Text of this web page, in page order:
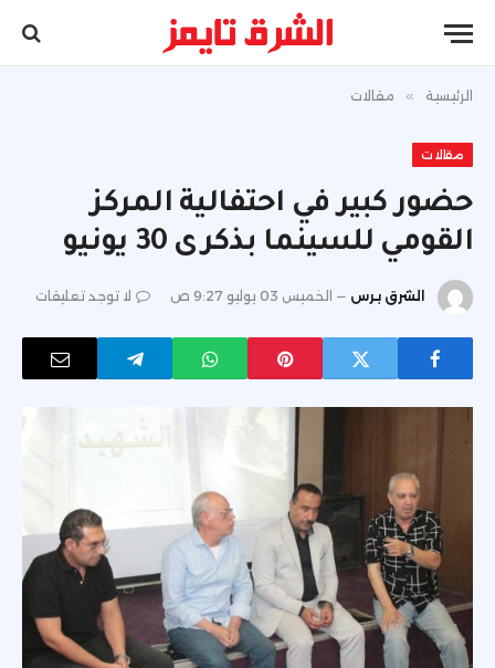
الرئيسية » مقالات
مقالات
حضور كبير في احتفالية المركز
القومي للسينما بذكرى 30 يونيو
الشرق برس الخميس 03 يوليو 9:27 ص لا توجد تعليقات